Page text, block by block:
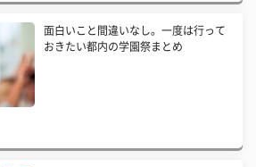
面白いこと間違いなし。一度は行って
おきたい都内の学園祭まとめ